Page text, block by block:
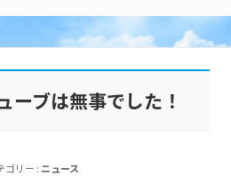
ーブは無事でした！
ゴリー : ニュース